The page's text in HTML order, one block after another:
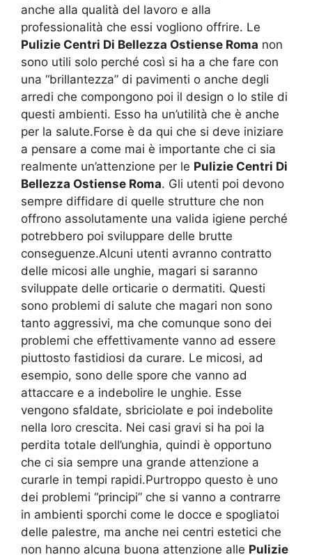
anche alla qualità del lavoro e alla
professionalità che essi vogliono offrire. Le
Pulizie Centri Di Bellezza Ostiense Roma non
sono utili solo perché così si ha a che fare con
una “brillantezza” di pavimenti o anche degli
arredi che compongono poi il design o lo stile di
questi ambienti. Esso ha un’utilità che è anche
per la salute.Forse è da qui che si deve iniziare
a pensare a come mai è importante che ci sia
realmente un’attenzione per le Pulizie Centri Di
Bellezza Ostiense Roma. Gli utenti poi devono
sempre diffidare di quelle strutture che non
offrono assolutamente una valida igiene perché
potrebbero poi sviluppare delle brutte
conseguenze.Alcuni utenti avranno contratto
delle micosi alle unghie, magari si saranno
sviluppate delle orticarie o dermatiti. Questi
sono problemi di salute che magari non sono
tanto aggressivi, ma che comunque sono dei
problemi che effettivamente vanno ad essere
piuttosto fastidiosi da curare. Le micosi, ad
esempio, sono delle spore che vanno ad
attaccare e a indebolire le unghie. Esse
vengono sfaldate, sbriciolate e poi indebolite
nella loro crescita. Nei casi gravi si ha poi la
perdita totale dell’unghia, quindi è opportuno
che ci sia sempre una grande attenzione a
curarle in tempi rapidi.Purtroppo questo è uno
dei problemi “principi” che si vanno a contrarre
in ambienti sporchi come le docce e spogliatoi
delle palestre, ma anche nei centri estetici che
non hanno alcuna buona attenzione alle Pulizie